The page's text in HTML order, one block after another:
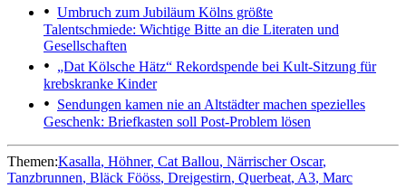
Umbruch zum Jubiläum Kölns größte
Talentschmiede: Wichtige Bitte an die Literaten und
Gesellschaften
„Dat Kölsche Hätz“ Rekordspende bei Kult-Sitzung für
krebskranke Kinder
Sendungen kamen nie an Altstädter machen spezielles
Geschenk: Briefkasten soll Post-Problem lösen
Themen:Kasalla Höhner Cat Ballou Närrischer Oscar
Tanzbrunnen Bläck Fööss Dreigestirn Querbeat A3 Marc